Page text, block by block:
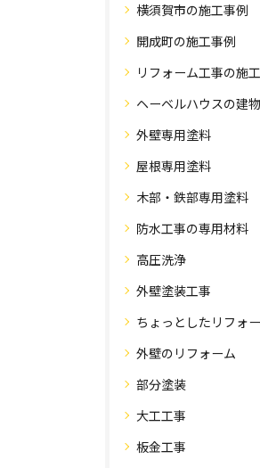
横須賀市の施工事例
開成町の施工事例
リフォーム工事の施
ヘーベルハウスの建物
外壁専用塗料
屋根専用塗料
木部・鉄部専用塗料
防水工事の専用材料
高圧洗浄
外壁塗装工事
ちょっとしたリフォ
外壁のリフォーム
部分塗装
大工工事
板金工事